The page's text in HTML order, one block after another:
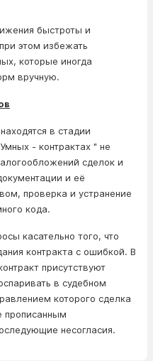
быстроты и
этом избежать
которые иногда
вручную.
в стадии
- контрактах " не
сделок и
и её
проверка и устранение
кода.
касательно того, что
контракта с ошибкой. В
присутствуют
в судебном
которого сделка
прописанным
несогласия.